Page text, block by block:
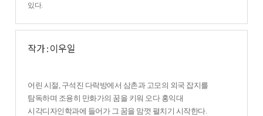
있다.
작가 : 이우일
어린 시절, 구석진 다락방에서 삼촌과 고모의 외국 잡지를
탐독하며 조용히 만화가의 꿈을 키워 오다 홍익대
시각디자인학과에 들어가 그 꿈을 맘껏 펼치기 시작한다.